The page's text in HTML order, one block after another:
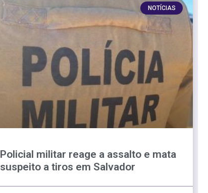
NOTÍCIAS
Policial militar reage a assalto e mata
suspeito a tiros em Salvador